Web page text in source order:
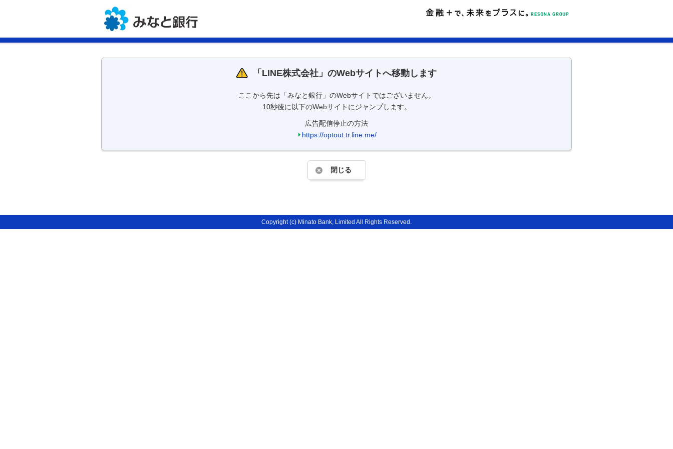
「 LINE株式会社」のWebサイトへ移動します
ここから先は「みなと銀行」のWebサイトではございません。
10秒後に以下のWebサイトにジャンプします。
広告配信停止の方法
https://optout.tr.line.me/
閉じる
Copyright (c) Minato Bank, Limited All Rights Reserved.